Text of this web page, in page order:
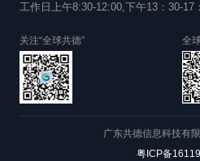
工作日上午8:30-12:00,下午13：30-17
关注“全球共德” 全
广东共德信息科技有
粤ICP备